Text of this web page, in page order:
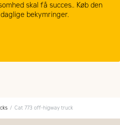
skal få succes.. Køb den
bekymringer.
Cat 773 off-higway truck